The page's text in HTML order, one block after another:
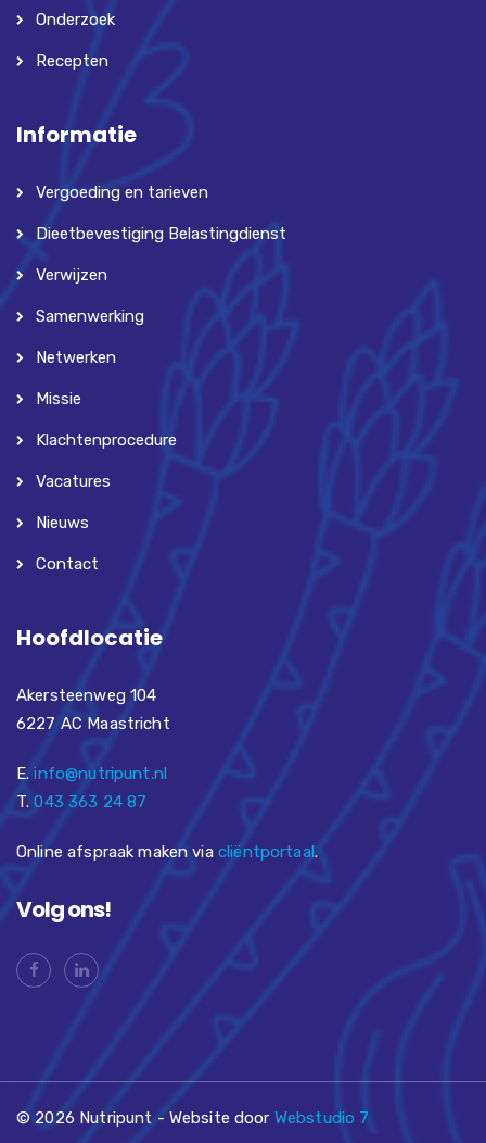
Onderzoek
Recepten
Informatie
Vergoeding en tarieven
Dieetbevestiging Belastingdienst
Verwijzen
Samenwerking
Netwerken
Missie
Klachtenprocedure
Vacatures
Nieuws
Contact
Hoofdlocatie
Akersteenweg 104
6227 AC Maastricht
E.info@nutripunt.nl
T.043 363 24 87
Online afspraak maken via cliëntportaal.
Volg ons!
© 2026 Nutripunt - Website door Webstudio 7